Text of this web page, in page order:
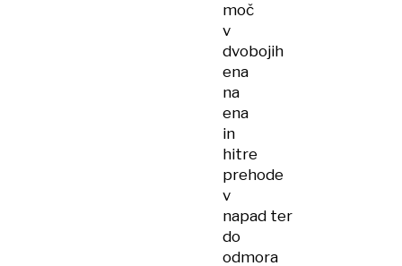
moč
v
dvobojih
ena
na
ena
in
hitre
prehode
v
napad ter
do
odmora